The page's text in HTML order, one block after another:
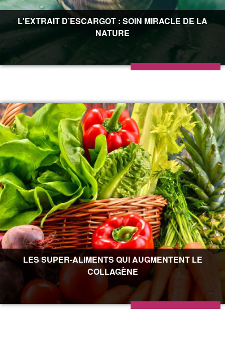
L'EXTRAIT D’ESCARGOT : SOIN MIRACLE DE LA
NATURE
LES SUPER-ALIMENTS QUI AUGMENTENT LE
COLLAGÈNE